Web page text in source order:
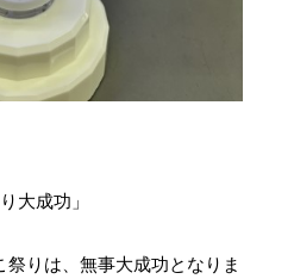
大成功」
りは、無事大成功となりま